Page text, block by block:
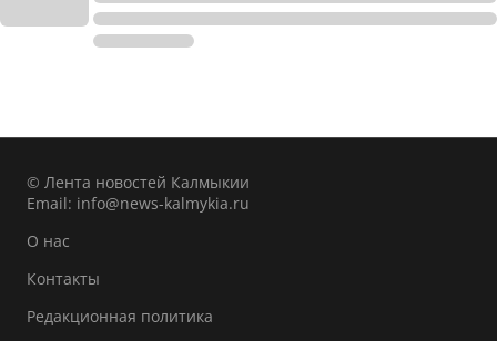
© Лента новостей Калмыкии
Email: info@news-kalmykia.ru
О нас
Контакты
Редакционная политика